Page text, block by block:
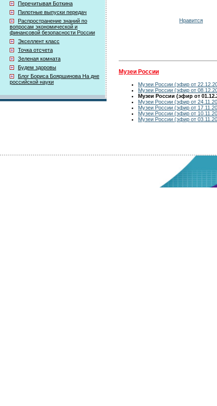
Перечитывая Боткина
Пилотные выпуски передач
Распространение знаний по
вопросам экономической и
финансовой безопасности России
Экселлент класс
Точка отсчета
Зеленая комната
Будем здоровы
Блог Бориса Бояршинова На дне
российской науки
Нравится
Музеи России
Музеи России (эфир от
Музеи России (эфир от
Музеи России (эфир от
Музеи России (эфир от
Музеи России (эфир от
Музеи России (эфир от
Музеи России (эфир от